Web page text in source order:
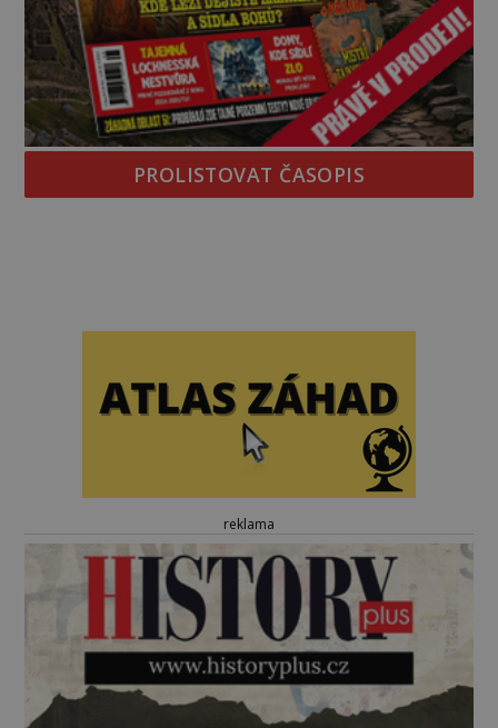
PROLISTOVAT ČASOPIS
reklama